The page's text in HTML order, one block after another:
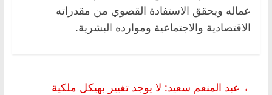
عماله ويحقق الاستفادة القصوي من مقدراته
الاقتصادية والاجتماعية وموارده البشرية.
← عبد المنعم سعيد: لا يوجد تغيير بهيكل ملكية